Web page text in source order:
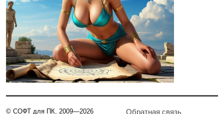
© СОФТ для ПК, 2009—2026 Обратная связь